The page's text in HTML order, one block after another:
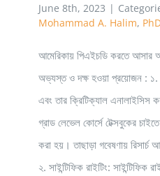
June 8th, 2023 |
Mohammad A. Halim,
আমেরিকায় পিএইচডি করতে আসার
অভ্যস্ত ও দক্ষ হওয়া প্রয়োজন : ১.
এবং তার ক্রিটিক্যাল এনালাইসিস
গ্রাড লেভেল কোর্সে টেক্সবুকের
করা হয়। তাছাড়া গবেষণায় রিসার্চ
২. সাইন্টিফিক রাইটিং: সাইন্টিফিক